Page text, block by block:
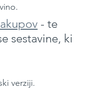
- te
sestavine, ki
verziji.